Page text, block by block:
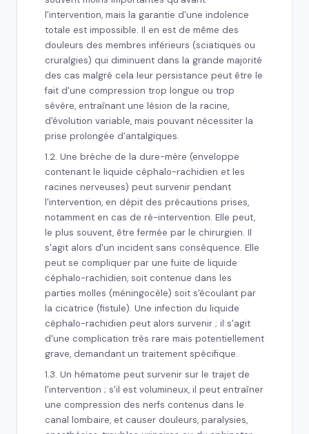
l'intervention, mais la garantie d'une indolence
totale est impossible. Il en est de même des
douleurs des membres inférieurs (sciatiques ou
cruralgies) qui diminuent dans la grande majorité
des cas malgré cela leur persistance peut être le
fait d'une compression trop longue ou trop
sévère, entraînant une lésion de la racine,
d'évolution variable, mais pouvant nécessiter la
prise prolongée d'antalgiques.
1.2. Une brèche de la dure-mère (enveloppe
contenant le liquide céphalo-rachidien et les
racines nerveuses) peut survenir pendant
l'intervention, en dépit des précautions prises,
notamment en cas de ré-intervention. Elle peut,
le plus souvent, être fermée par le chirurgien. Il
s'agit alors d'un incident sans conséquence. Elle
peut se compliquer par une fuite de liquide
céphalo-rachidien, soit contenue dans les
parties molles (méningocèle) soit s'écoulant par
la cicatrice (fistule). Une infection du liquide
céphalo-rachidien peut alors survenir ; il s'agit
d'une complication très rare mais potentiellement
grave, demandant un traitement spécifique.
1.3. Un hématome peut survenir sur le trajet de
l'intervention ; s'il est volumineux, il peut entraîner
une compression des nerfs contenus dans le
canal lombaire, et causer douleurs, paralysies,